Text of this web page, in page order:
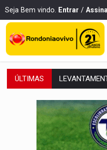
Seja Bem vindo. Entrar /
ÚLTIMAS LAMENTÁVEL:
'XANDY DO
PESO DO
COLUNA